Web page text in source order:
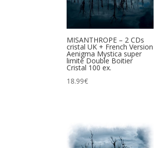
MISANTHROPE – 2 CDs
cristal UK + French Version
Aenigma Mystica super
limité Double Boitier
Cristal 100 ex.
18.99€